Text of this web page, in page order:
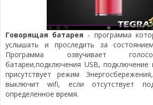
Говорящая батарея - программа
услышать и проследить за
Программа озвучивает
батареи,подключения USB, подключение
присутствует режим
выключит wifi, если отсутствует
определенное время.